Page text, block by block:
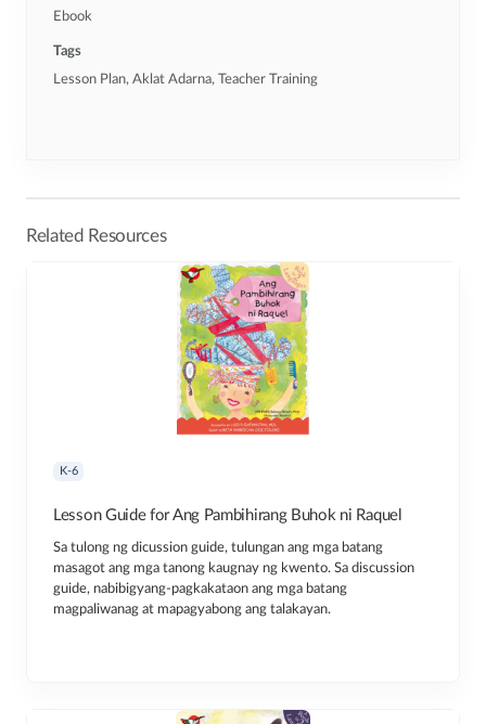
Ebook
Tags
Lesson Plan, Aklat Adarna, Teacher Training
Related Resources
K-6
Lesson Guide for Ang Pambihirang Buhok ni Raquel
Sa tulong ng dicussion guide, tulungan ang mga batang
masagot ang mga tanong kaugnay ng kwento. Sa discussion
guide, nabibigyang-pagkakataon ang mga batang
magpaliwanag at mapagyabong ang talakayan.